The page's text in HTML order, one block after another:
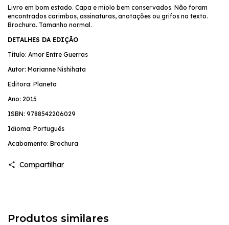
Livro em bom estado. Capa e miolo bem conservados. Não foram
encontrados carimbos, assinaturas, anotações ou grifos no texto.
Brochura. Tamanho normal.
DETALHES DA EDIÇÃO
Título: Amor Entre Guerras
Autor: Marianne Nishihata
Editora: Planeta
Ano: 2015
ISBN: 9788542206029
Idioma: Português
Acabamento: Brochura
Compartilhar
Produtos similares